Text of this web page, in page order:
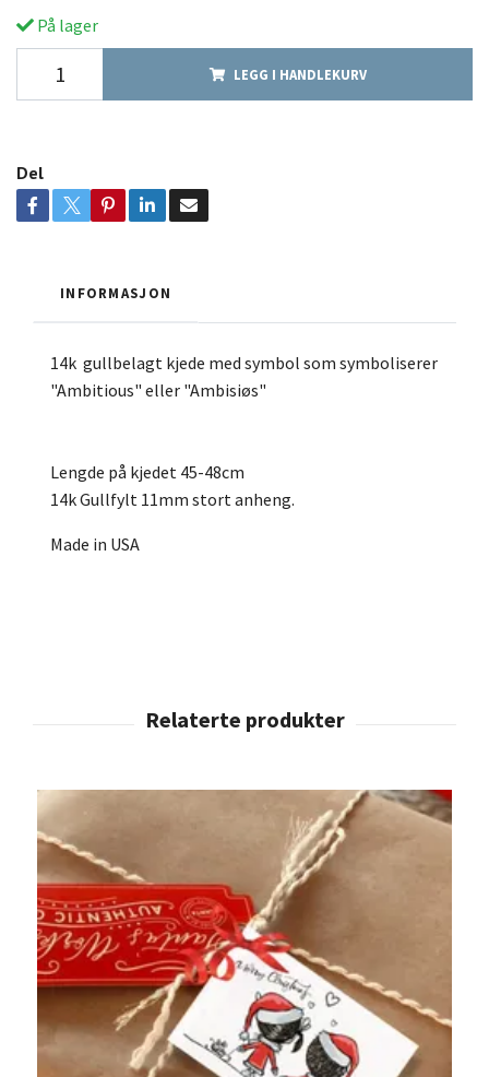
På lager
LEGG I HANDLEKURV
Del
INFORMASJON
14k gullbelagt kjede med symbol som symboliserer
"Ambitious" eller "Ambisiøs"
Lengde på kjedet 45-48cm
14k Gullfylt 11mm stort anheng.
Made in USA